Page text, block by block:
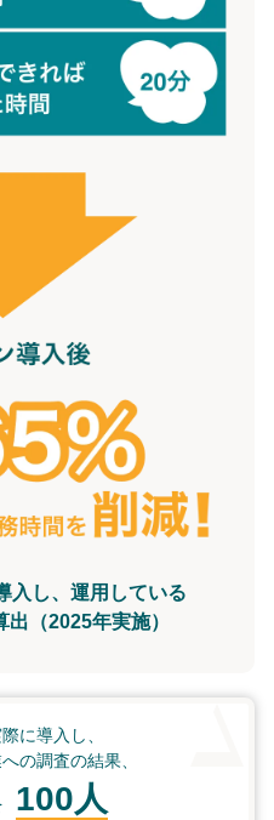
入し、運用している
（2025年実施）
に導入し、
の調査の結果、
100人